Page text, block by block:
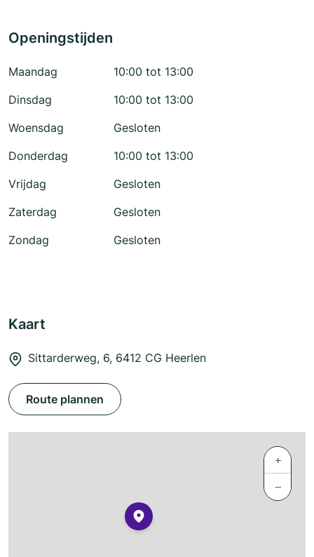
Openingstijden
Maandag
10:00 tot 13:00
Dinsdag
10:00 tot 13:00
Woensdag
Gesloten
Donderdag
10:00 tot 13:00
Vrijdag
Gesloten
Zaterdag
Gesloten
Zondag
Gesloten
Kaart
Sittarderweg, 6, 6412 CG Heerlen
Route plannen
+
−